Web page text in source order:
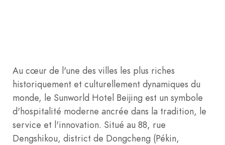
Au cœur de l'une des villes les plus riches
historiquement et culturellement dynamiques du
monde, le Sunworld Hotel Beijing est un symbole
d'hospitalité moderne ancrée dans la tradition, le
service et l'innovation. Situé au 88, rue
Dengshikou, district de Dongcheng (Pékin,